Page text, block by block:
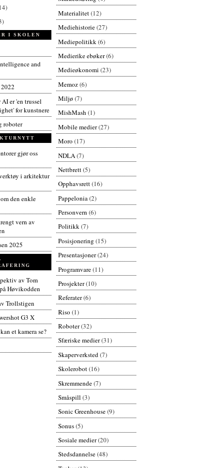
I SKOLEN
and
er 'en trussel
for kunstnere
roboter
gjør oss
i arkitektur
den enkle
vern av
2025
av Tom
Høvikodden
Trollstigen
G3 X
et kamera se?
Materialitet(12)
Mediehistorie(27)
Mediepolitikk (6)
Medierike ebøker(6)
Medieøkonomi (23)
Memoz(6)
Miljø (7)
MishMash (1)
Mobile medier(27)
Moro (17)
NDLA (7)
Nettbrett(5)
Opphavsrett(16)
Pappelonia(2)
Personvern (6)
Politikk(7)
Posisjonering (15)
Presentasjoner(24)
Programvare(11)
Prosjekter(10)
Referater(6)
Riso (1)
Roboter(32)
Sfæriske medier(31)
Skaperverksted(7)
Skolerobot(16)
Skremmende(7)
Småspill (3)
Sonic Greenhouse(9)
Sonus(5)
Sosiale medier(20)
Stedsdannelse(48)